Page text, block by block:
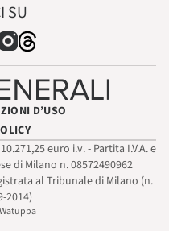
SU
D’USO
euro i.v. - Partita I.V.A. e
di Milano n. 08572490962
al Tribunale di Milano (n.
2014)